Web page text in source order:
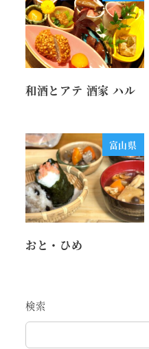
和酒とアテ 酒家 ハル
富山県
おと・ひめ
検索